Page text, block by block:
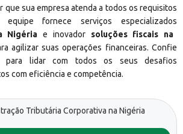
que sua empresa atenda a todos os requisitos
equipe fornece serviços especializados
Nigéria e inovador soluções fiscais na
agilizar suas operações financeiras. Confie
lidar com todos os seus desafios
com eficiência e competência.
Tributária Corporativa na Nigéria